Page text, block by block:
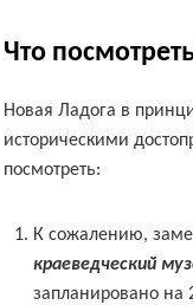
Что
Новая Ладога в
историческими
посмотреть:
К сожалению,
краеведческий
запланировано на